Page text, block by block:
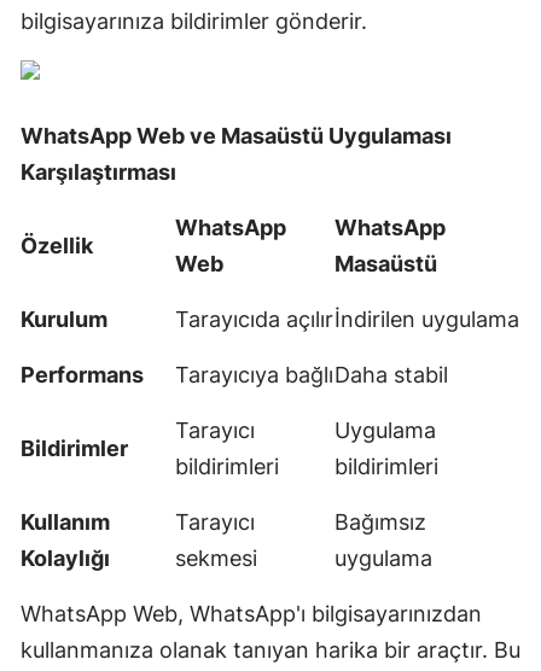
bilgisayarınıza bildirimler gönderir.
WhatsApp Web ve Masaüstü Uygulaması
Karşılaştırması
Özellik
WhatsApp
Web
WhatsApp
Masaüstü
Kurulum Tarayıcıda açılırİndirilen uygulama
Performans Tarayıcıya bağlıDaha stabil
Bildirimler
Tarayıcı
bildirimleri
Uygulama
bildirimleri
Kullanım
Kolaylığı
Tarayıcı
sekmesi
Bağımsız
uygulama
WhatsApp Web, WhatsApp'ı bilgisayarınızdan
kullanmanıza olanak tanıyan harika bir araçtır. Bu